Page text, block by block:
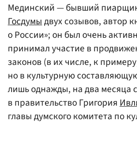
Мединский — бывший
Госдумыдвух созывов, автор
о России»; он был очень
принимал участие в
законов (в их числе, к
но в культурную
лишь однажды, на два месяца
в правительство Григория
главы думского комитета по